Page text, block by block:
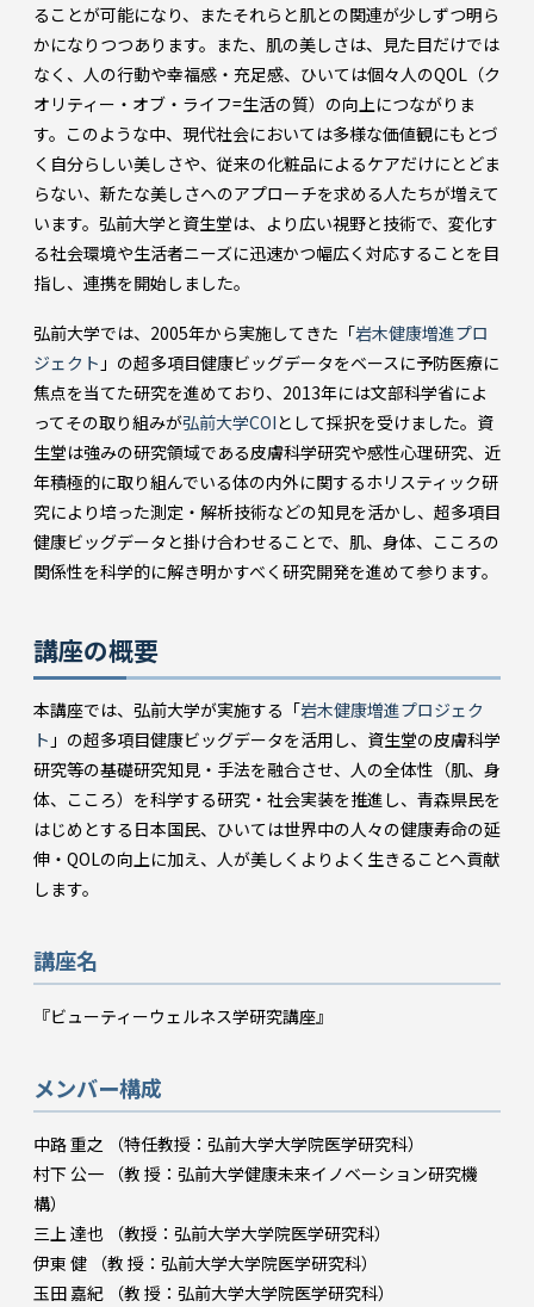
ることが可能になり、またそれらと肌との関連が少しずつ明ら
かになりつつあります。また、肌の美しさは、見た目だけでは
なく、人の行動や幸福感・充足感、ひいては個々人のQOL（ク
オリティー・オブ・ライフ=生活の質）の向上につながりま
す。このような中、現代社会においては多様な価値観にもとづ
く自分らしい美しさや、従来の化粧品によるケアだけにとどま
らない、新たな美しさへのアプローチを求める人たちが増えて
います。弘前大学と資生堂は、より広い視野と技術で、変化す
る社会環境や生活者ニーズに迅速かつ幅広く対応することを目
指し、連携を開始しました。
弘前大学では、2005年から実施してきた「岩木健康増進プロ
ジェクト 」の超多項目健康ビッグデータをベースに予防医療に
焦点を当てた研究を進めており、2013年には文部科学省によ
ってその取り組みが弘前大学COIとして採択を受けました。資
生堂は強みの研究領域である皮膚科学研究や感性心理研究、近
年積極的に取り組んでいる体の内外に関するホリスティック研
究により培った測定・解析技術などの知見を活かし、超多項目
健康ビッグデータと掛け合わせることで、肌、身体、こころの
関係性を科学的に解き明かすべく研究開発を進めて参ります。
講座の概要
本講座では、弘前大学が実施する「岩木健康増進プロジェク
ト 」の超多項目健康ビッグデータを活用し、資生堂の皮膚科学
研究等の基礎研究知見・手法を融合させ、人の全体性（肌、身
体、こころ）を科学する研究・社会実装を推進し、青森県民を
はじめとする日本国民、ひいては世界中の人々の健康寿命の延
伸・QOLの向上に加え、人が美しくよりよく生きることへ貢献
します。
講座名
『ビューティーウェルネス学研究講座』
メンバー構成
中路 重之 （特任教授：弘前大学大学院医学研究科）
村下 公一 （教 授：弘前大学健康未来イノベーション研究機
構）
三上 達也 （教授：弘前大学大学院医学研究科）
伊東 健 （教 授：弘前大学大学院医学研究科）
玉田 嘉紀 （教 授：弘前大学大学院医学研究科）